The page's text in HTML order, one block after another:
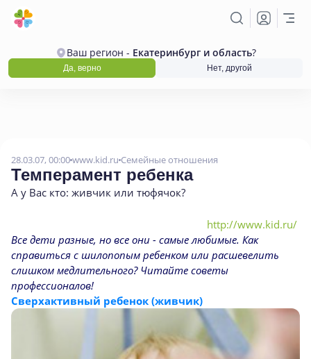
Ваш регион - Екатеринбург и область?
Да, верно Нет, другой
28.03.07, 00:00www.kid.ru Семейные отношения
Темперамент ребенка
А у Вас кто: живчик или тюфячок?
http://www.kid.ru/
Все дети разные, но все они - самые любимые. Как
справиться с шилопопым ребенком или расшевелить
слишком медлительного? Читайте советы
профессионалов!
Сверхактивный ребенок (живчик)